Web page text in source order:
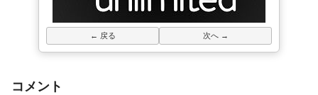
← 戻る 次へ →
コメント